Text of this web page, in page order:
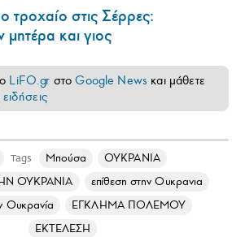
τροχαίο στις Σέρρες:
και γιος
LiFO.gr στοGoogle News και μάθετε
ειδήσεις
Tags Μπούσα
ΟΥΚΡΑΝΙΑ
ΟΥΚΡΑΝΙΑ
επίθεση στην Ουκρανια
Ουκρανία
ΕΓΚΛΗΜΑ ΠΟΛΕΜΟΥ
ΕΚΤΕΛΕΣΗ